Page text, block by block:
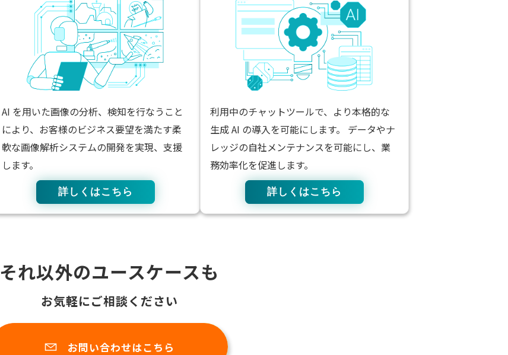
AI を用いた画像の分析、検知を行なうこと
により、お客様のビジネス要望を満たす柔
軟な画像解析システムの開発を実現、支援
します。
詳しくはこちら
利用中のチャットツールで、より本格的な
生成 AI の導入を可能にします。 データやナ
レッジの自社メンテナンスを可能にし、業
務効率化を促進します。
詳しくはこちら
それ以外のユースケースも
お気軽にご相談ください
お問い合わせはこちら